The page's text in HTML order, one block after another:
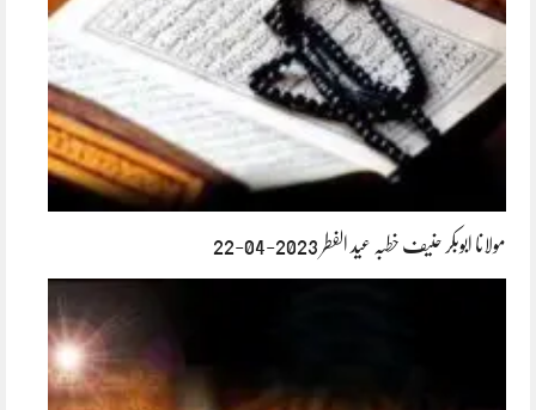
مولانا ابوبکر حنیف خطبہ عید الفطر 2023-04-22